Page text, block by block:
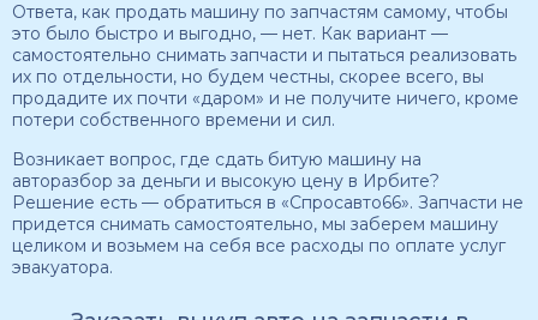
Ответа, как продать машину по запчастям самому, чтобы
это было быстро и выгодно, — нет. Как вариант —
самостоятельно снимать запчасти и пытаться реализовать
их по отдельности, но будем честны, скорее всего, вы
продадите их почти «даром» и не получите ничего, кроме
потери собственного времени и сил.
Возникает вопрос, где сдать битую машину на
авторазбор за деньги и высокую цену в Ирбите?
Решение есть — обратиться в «Спросавто66». Запчасти не
придется снимать самостоятельно, мы заберем машину
целиком и возьмем на себя все расходы по оплате услуг
эвакуатора.